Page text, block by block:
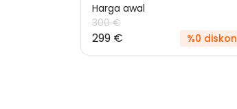
Harga awal
300 €
299 € %0 diskon